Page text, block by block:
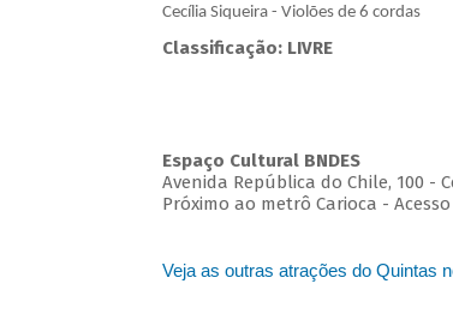
Cecília Siqueira - Violões de 6 cordas
Classificação: LIVRE
Espaço Cultural BNDES
Avenida República do Chile, 100 -
Próximo ao metrô Carioca - Acesso
Veja as outras atrações do Quintas